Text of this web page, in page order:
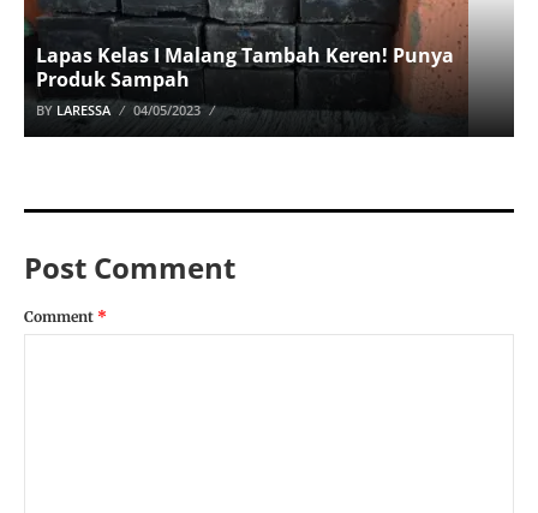
Lapas Kelas I Malang Tambah Keren! Punya
Produk Sampah
BY LARESSA 04/05/2023
Post Comment
Comment *